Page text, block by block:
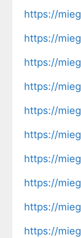
https://
https://
https://
https://
https://
https://
https://
https://
https://
https://